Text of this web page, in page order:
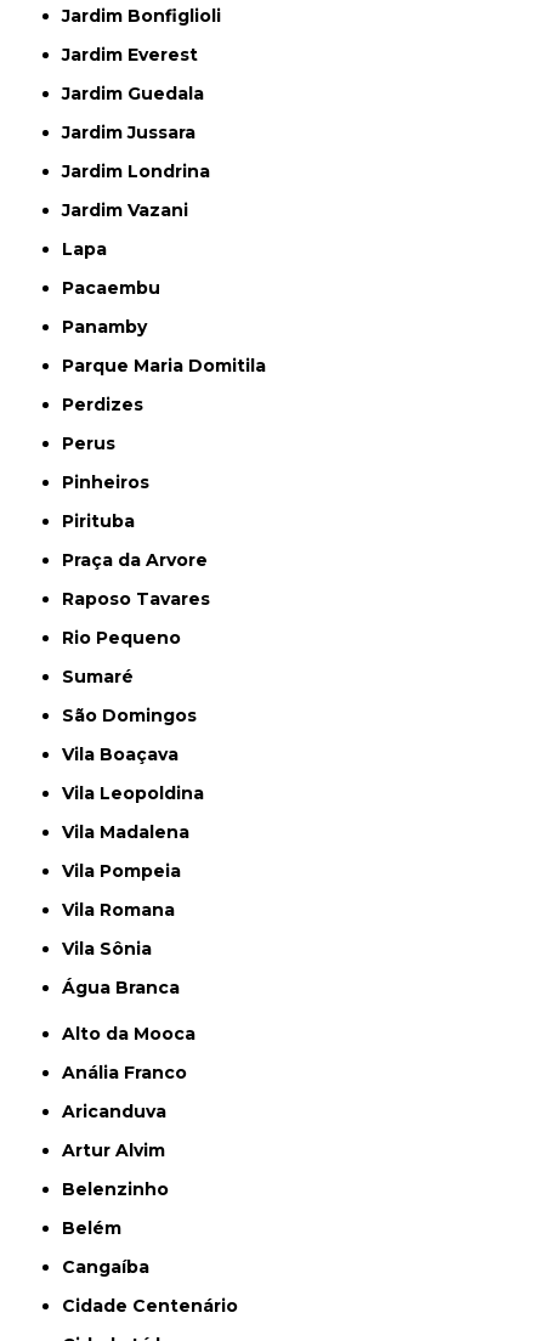
Jardim Bonfiglioli
Jardim Everest
Jardim Guedala
Jardim Jussara
Jardim Londrina
Jardim Vazani
Lapa
Pacaembu
Panamby
Parque Maria Domitila
Perdizes
Perus
Pinheiros
Pirituba
Praça da Arvore
Raposo Tavares
Rio Pequeno
Sumaré
São Domingos
Vila Boaçava
Vila Leopoldina
Vila Madalena
Vila Pompeia
Vila Romana
Vila Sônia
Água Branca
Alto da Mooca
Anália Franco
Aricanduva
Artur Alvim
Belenzinho
Belém
Cangaíba
Cidade Centenário